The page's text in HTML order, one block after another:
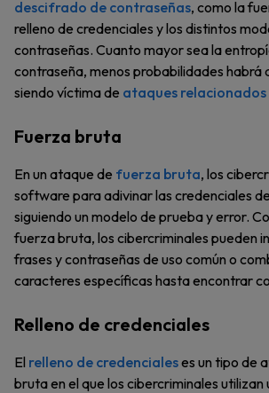
descifrado de contraseñas, como la
relleno de credenciales y los distintos
contraseñas. Cuanto mayor sea la
contraseña, menos probabilidades habrá
siendo víctima de ataques
Fuerza bruta
En un ataque de fuerza bruta, los
software para adivinar las credenciales
siguiendo un modelo de prueba y error.
fuerza bruta, los cibercriminales pueden
frases y contraseñas de uso común o
caracteres específicas hasta encontrar
Relleno de credenciales
El relleno de credencialeses un tipo de
bruta en el que los cibercriminales utilizan